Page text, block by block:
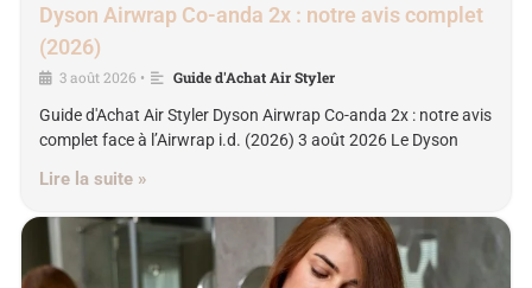
Dyson Airwrap Co-anda 2x : notre avis complet
(2026)
3 août 2026 •
Guide d'Achat Air Styler
Guide d'Achat Air Styler Dyson Airwrap Co-anda 2x : notre avis
complet face à l’Airwrap i.d. (2026) 3 août 2026 Le Dyson
Lire la suite »